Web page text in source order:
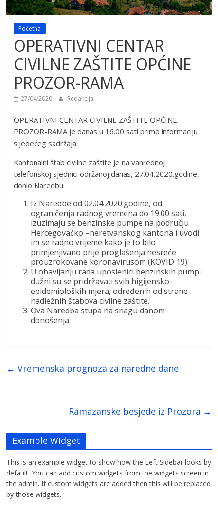
Početna
OPERATIVNI CENTAR
CIVILNE ZAŠTITE OPĆINE
PROZOR-RAMA
27/04/2020 Redakcija
OPERATIVNI CENTAR CIVILNE ZAŠTITE OPĆINE
PROZOR-RAMA je danas u 16.00 sati primo informaciju
sljedećeg sadržaja:
Kantonalni štab civilne zaštite je na vanrednoj
telefonskoj sjednici održanoj danas, 27.04.2020.godine,
donio Naredbu
Iz Naredbe od 02.04.2020.godine, od
ograničenja radnog vremena do 19.00 sati,
izuzimaju se benzinske pumpe na području
Hercegovačko –neretvanskog kantona i uvodi
im se radno vrijeme kako je to bilo
primjenjivano prije proglašenja nesreće
prouzrokovane koronavirusom (KOVID 19).
U obavljanju rada uposlenici benzinskih pumpi
dužni su se pridržavati svih higijensko-
epidemioloških mjera, određenih od strane
nadležnih štabova civilne zaštite.
Ova Naredba stupa na snagu danom
donošenja
← Vremenska prognoza za naredne dane
Ramazanske besjede iz Prozora →
Example Widget
This is an example widget to show how the Left Sidebar looks by
default. You can add custom widgets from the widgets screen in
the admin. If custom widgets are added then this will be replaced
by those widgets.